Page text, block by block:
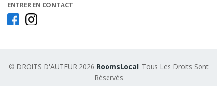
ENTRER EN CONTACT
© DROITS D'AUTEUR 2026 RoomsLocal. Tous Les Droits Sont
Réservés